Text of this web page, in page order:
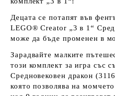
Децата се потапят във
LEGO® Creator „3 в 1“
може да бъде променен в
Зарадвайте малките
този комплект за игра със
Средновековен дракон
която позволява на